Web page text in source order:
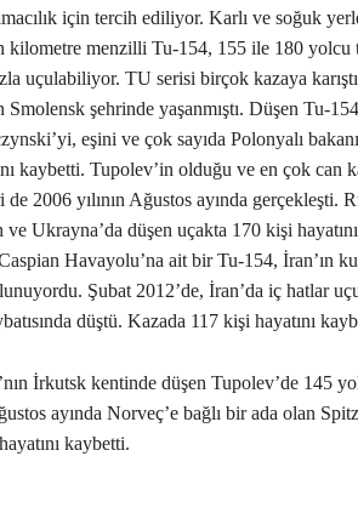
için tercih ediliyor. Karlı ve soğuk
kilometre menzilli Tu-154, 155 ile 180 yolcu
uçulabiliyor. TU serisi birçok kazaya
Smolensk şehrinde yaşanmıştı. Düşen Tu-
eşini ve çok sayıda Polonyalı bakanı
kaybetti. Tupolev’in olduğu ve en çok can
2006 yılının Ağustos ayında gerçekleşti.
Ukrayna’da düşen uçakta 170 kişi
Havayolu’na ait bir Tu-154, İran’ın
Şubat 2012’de, İran’da iç hatlar
düştü. Kazada 117 kişi hayatını
İrkutsk kentinde düşen Tupolev’de 145
ayında Norveç’e bağlı bir ada olan
kaybetti.